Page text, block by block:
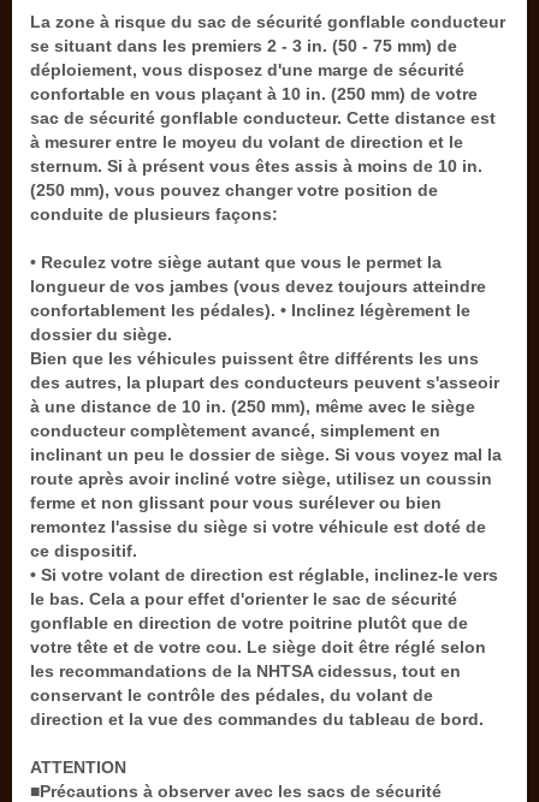
La zone à risque du sac de sécurité gonflable conducteur
se situant dans les premiers 2 - 3 in. (50 - 75 mm) de
déploiement, vous disposez d'une marge de sécurité
confortable en vous plaçant à 10 in. (250 mm) de votre
sac de sécurité gonflable conducteur. Cette distance est
à mesurer entre le moyeu du volant de direction et le
sternum. Si à présent vous êtes assis à moins de 10 in.
(250 mm), vous pouvez changer votre position de
conduite de plusieurs façons:
• Reculez votre siège autant que vous le permet la
longueur de vos jambes (vous devez toujours atteindre
confortablement les pédales). • Inclinez légèrement le
dossier du siège.
Bien que les véhicules puissent être différents les uns
des autres, la plupart des conducteurs peuvent s'asseoir
à une distance de 10 in. (250 mm), même avec le siège
conducteur complètement avancé, simplement en
inclinant un peu le dossier de siège. Si vous voyez mal la
route après avoir incliné votre siège, utilisez un coussin
ferme et non glissant pour vous surélever ou bien
remontez l'assise du siège si votre véhicule est doté de
ce dispositif.
• Si votre volant de direction est réglable, inclinez-le vers
le bas. Cela a pour effet d'orienter le sac de sécurité
gonflable en direction de votre poitrine plutôt que de
votre tête et de votre cou. Le siège doit être réglé selon
les recommandations de la NHTSA cidessus, tout en
conservant le contrôle des pédales, du volant de
direction et la vue des commandes du tableau de bord.
ATTENTION
■Précautions à observer avec les sacs de sécurité